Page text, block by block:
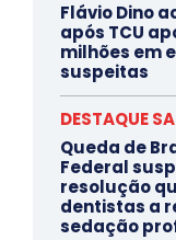
Flávio Dino
após TCU
milhões em
suspeitas
DESTAQUE
Queda de
Federal
resolução
dentistas a
sedação